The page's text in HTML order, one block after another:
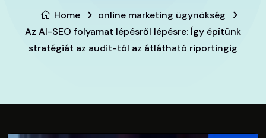
Home
online marketing ügynökség
Az AI-SEO folyamat lépésről lépésre: Így építünk
stratégiát az audit-tól az átlátható riportingig